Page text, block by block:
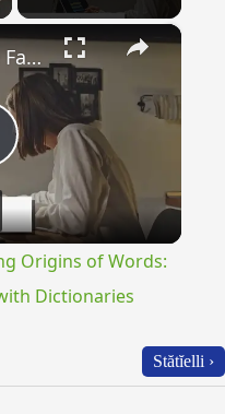
×
Uncovering the Fascinating Origins of Words: A Journey Through Time with Dictionaries
Origins of Words:
Dictionaries
Stătĭelli ›